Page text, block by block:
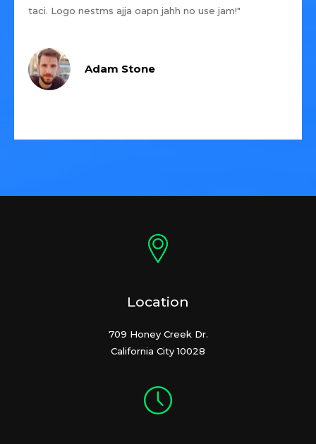
taci. Logo nestms ajja oapn jahh no use jam!"
Adam Stone
Location
709 Honey Creek Dr.
California City 10028